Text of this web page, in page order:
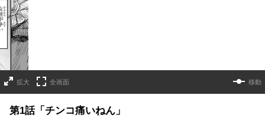
拡大 全画面 移動
第1話「チンコ痛いねん」